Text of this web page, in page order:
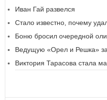
Иван Гай развелся
Стало известно, почему
Боню бросил очередной
Ведущую «Орел и Решка»
Виктория Тарасова стала